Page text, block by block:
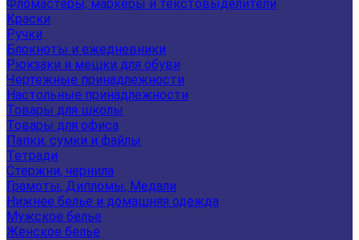
Фломастеры, маркеры и текстовыделители
Краски
Ручки
Блокноты и ежедневники
Рюкзаки и мешки для обуви
Чертежные принадлежности
Настольные принадлежности
Товары для школы
Товары для офиса
Папки, сумки и файлы
Тетради
Стержни, чернила
Грамоты, Дипломы, Медали
Нижнее белье и домашняя одежда
Мужское белье
Женское белье